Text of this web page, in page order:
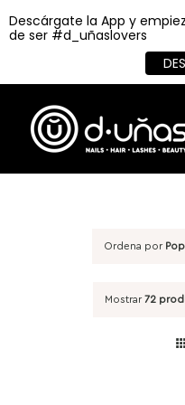
contenido
Ordena por
Mostrar72
Descárgate la App y
de ser #d_uñaslovers